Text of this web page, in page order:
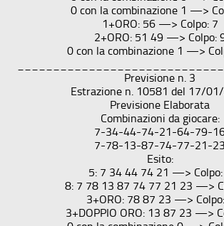
0 con la combinazione 1 —>
1+ORO: 56 —> Colpo: 7
2+ORO: 51 49 —> Colpo:
0 con la combinazione 1 —>
Previsione n. 3
Estrazione n. 10581 del 17/
Previsione Elaborata
Combinazioni da giocare:
7-34-44-74-21-64-79-
7-78-13-87-74-77-21-23
Esito:
5: 7 34 44 74 21 —> Colpo:
8: 7 78 13 87 74 77 21 23 —>
3+ORO: 78 87 23 —>
3+DOPPIO ORO: 13 87 23 —>